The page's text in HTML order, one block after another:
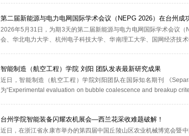
第二届新能源与电力电网国际学术会议（NEPG 2026）在台州成
2026年5月31日，为期3天的第二届新能源与电力电网国际学术会议
会、华北电力大学、杭州电子科技大学、华南理工大学、国网经济技
智能制造（航空工程）学院 刘阳 团队发表最新研究成果
近日，智能制造（航空工程）学院刘阳团队在国际知名期刊 《
为“Experimental evaluation on bubble coalescence and breakup
台州学院智能装备闪耀农机展会—西兰花采收难题破解！
近日，在浙江省永康市举办的第四届中国丘陵山区农业机械博览会暨